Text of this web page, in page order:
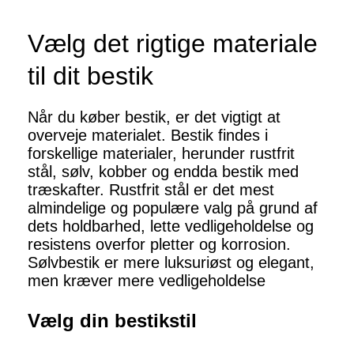
Vælg det rigtige materiale
til dit bestik
Når du køber bestik, er det vigtigt at
overveje materialet. Bestik findes i
forskellige materialer, herunder rustfrit
stål, sølv, kobber og endda bestik med
træskafter. Rustfrit stål er det mest
almindelige og populære valg på grund af
dets holdbarhed, lette vedligeholdelse og
resistens overfor pletter og korrosion.
Sølvbestik er mere luksuriøst og elegant,
men kræver mere vedligeholdelse
Vælg din bestikstil